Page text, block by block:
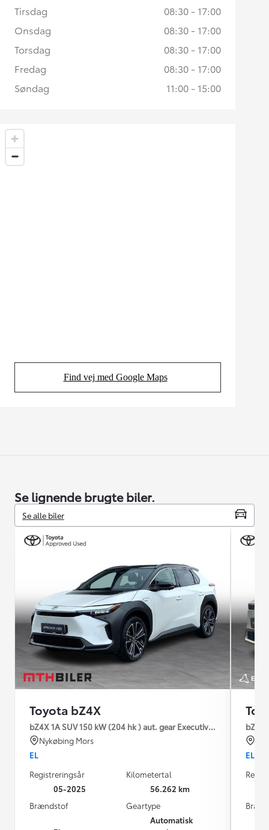
Find vej med Google Maps
(Opens in new tab)
Tirsdag
08:30 - 17:00
Onsdag
08:30 - 17:00
Torsdag
08:30 - 17:00
Fredag
08:30 - 17:00
Søndag
11:00 - 15:00
Se lignende brugte biler.
Se alle biler
Toyota bZ4X
bZ4X 1A SUV 150 kW (204 hk ) aut. gear Executive Premium
Nykøbing Mors
EL
Registreringsår
05-2025
Kilometertal
56.262 km
Brændstof
Geartype
Automatisk
bZ4X
EL